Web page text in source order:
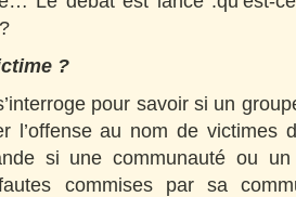
?
pour savoir si un
l’offense au nom de victimes
si une communauté ou
fautes commises par sa